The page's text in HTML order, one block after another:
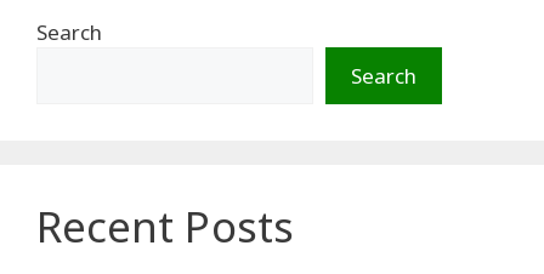
Search
Search
Recent Posts